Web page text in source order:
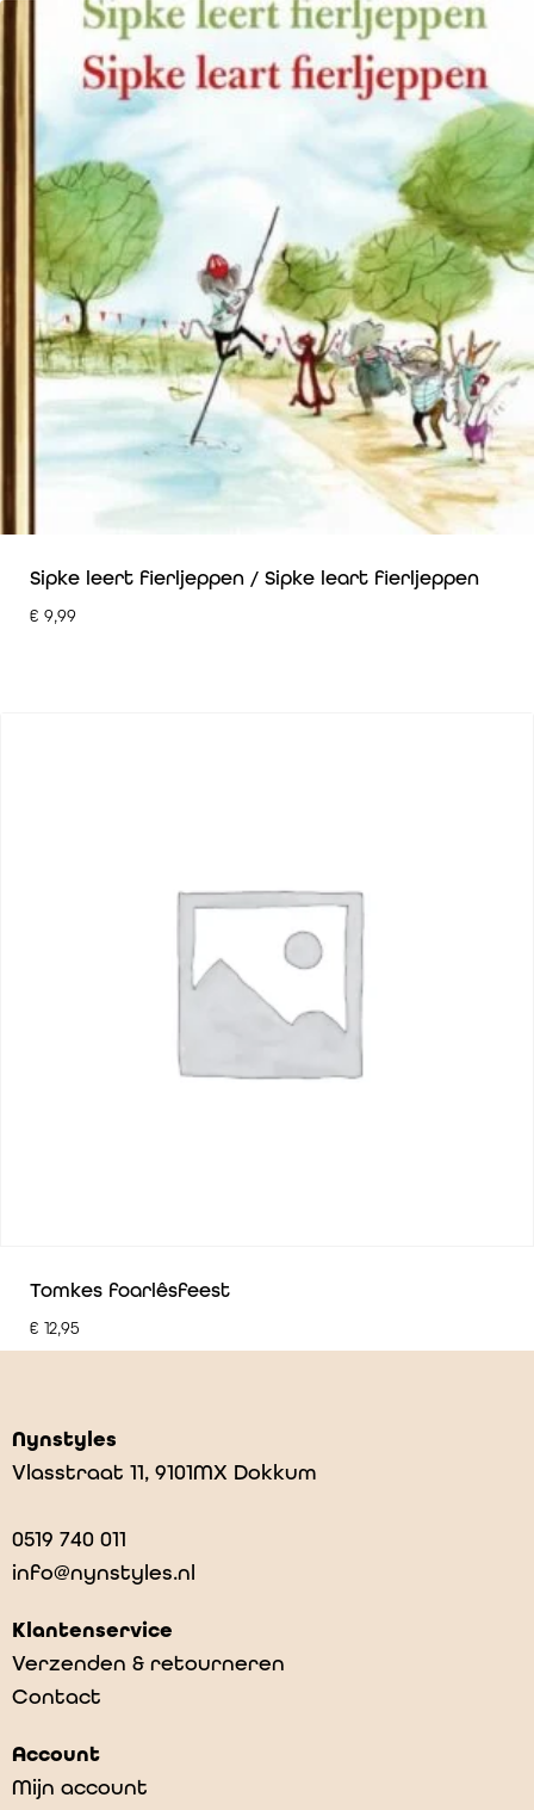
Sipke leert fierljeppen / Sipke leart fierljeppen
€ 9,99
Tomkes foarlêsfeest
€ 12,95
Nynstyles
Vlasstraat 11, 9101MX Dokkum
0519 740 011
info@nynstyles.nl
Klantenservice
Verzenden & retourneren
Contact
Account
Mijn account